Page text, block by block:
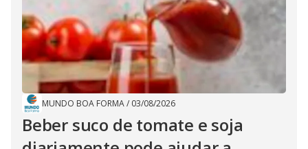
MUNDO BOA FORMA/ 03/08/2026
Beber suco de tomate e soja